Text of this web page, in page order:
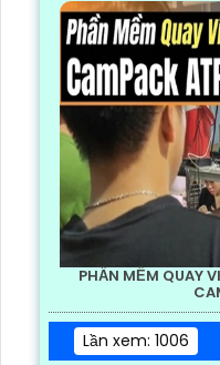
PHẦN MỀM QUAY
Lần xem: 1006